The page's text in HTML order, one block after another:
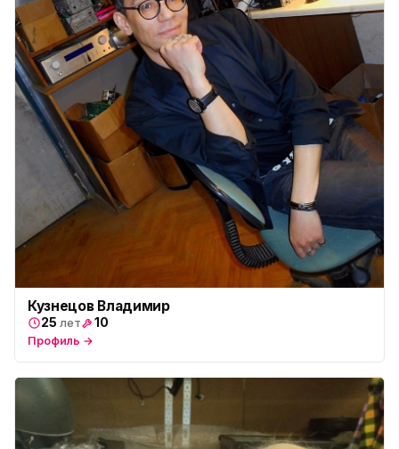
Кузнецов Владимир
25 лет 10
Профиль →